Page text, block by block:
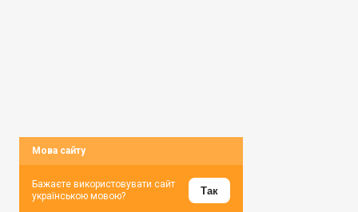
Мова сайту
Бажаєте використовувати сайт
українською мовою?
Так